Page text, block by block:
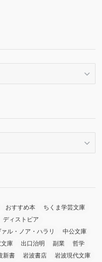
おすすめ本
ちくま学芸文庫
ディストピア
ル・ノア・ハラリ
中公文庫
庫 出口治明 副業
哲学
新書 岩波書店 岩波現代文庫